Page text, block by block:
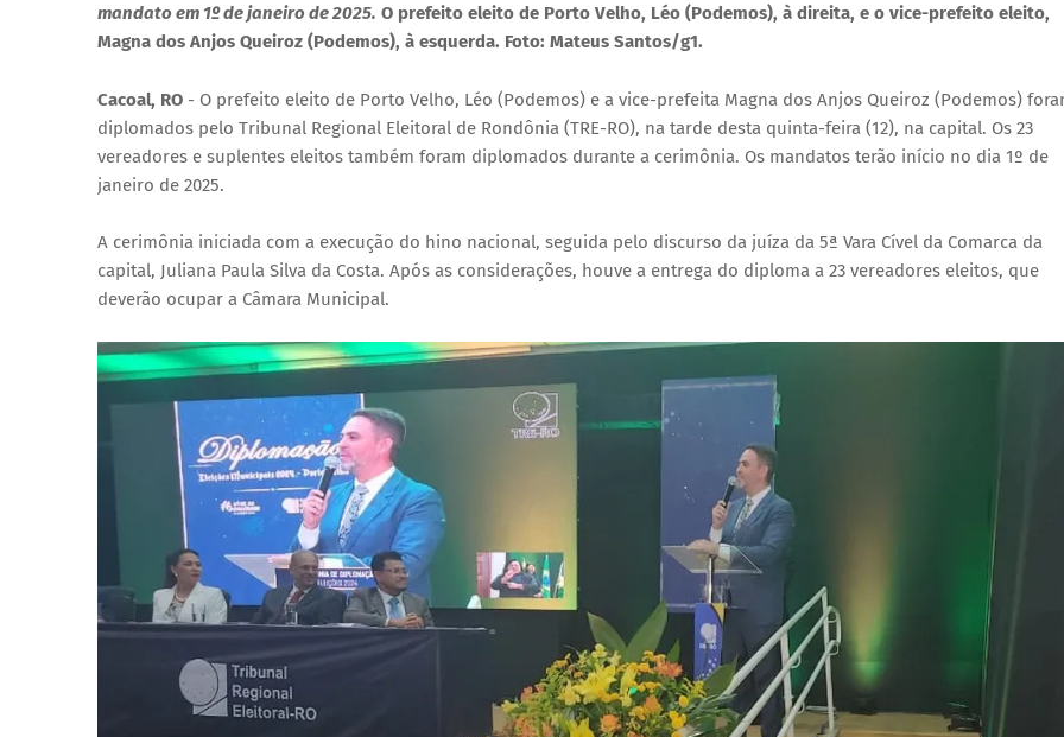
mandato em 1º de janeiro de 2025. O prefeito eleito de Porto Velho, Léo (Podemos), à direita, e o vice-prefeito eleito,
Magna dos Anjos Queiroz (Podemos), à esquerda. Foto: Mateus Santos/g1.
Cacoal, RO - O prefeito eleito de Porto Velho, Léo (Podemos) e a vice-prefeita Magna dos Anjos Queiroz (Podemos)
diplomados pelo Tribunal Regional Eleitoral de Rondônia (TRE-RO), na tarde desta quinta-feira (12), na capital. Os 23
vereadores e suplentes eleitos também foram diplomados durante a cerimônia. Os mandatos terão início no dia 1º de
janeiro de 2025.
A cerimônia iniciada com a execução do hino nacional, seguida pelo discurso da juíza da 5ª Vara Cível da Comarca da
capital, Juliana Paula Silva da Costa. Após as considerações, houve a entrega do diploma a 23 vereadores eleitos, que
deverão ocupar a Câmara Municipal.